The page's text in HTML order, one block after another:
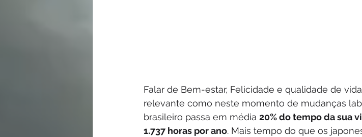
Falar de Bem-estar, Felicidade e qualidade de
relevante como neste momento de mudanças
brasileiro passa em média 20% do tempo da sua
1.737 horas por ano. Mais tempo do que os